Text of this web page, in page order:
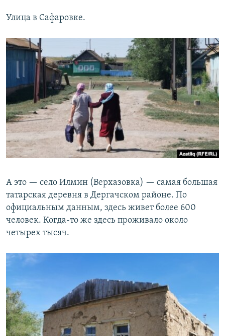
Улица в Сафаровке.
А это — село Илмин (Верхазовка) — самая большая
татарская деревня в Дергачском районе. По
официальным данным, здесь живет более 600
человек. Когда-то же здесь проживало около
четырех тысяч.